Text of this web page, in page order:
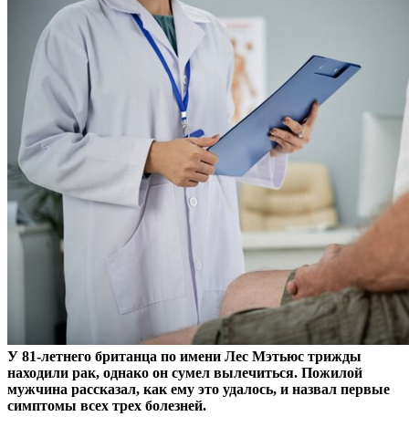
У 81-летнего британца по имени Лес Мэтьюс трижды
находили рак, однако он сумел вылечиться. Пожилой
мужчина рассказал, как ему это удалось, и назвал первые
симптомы всех трех болезней.